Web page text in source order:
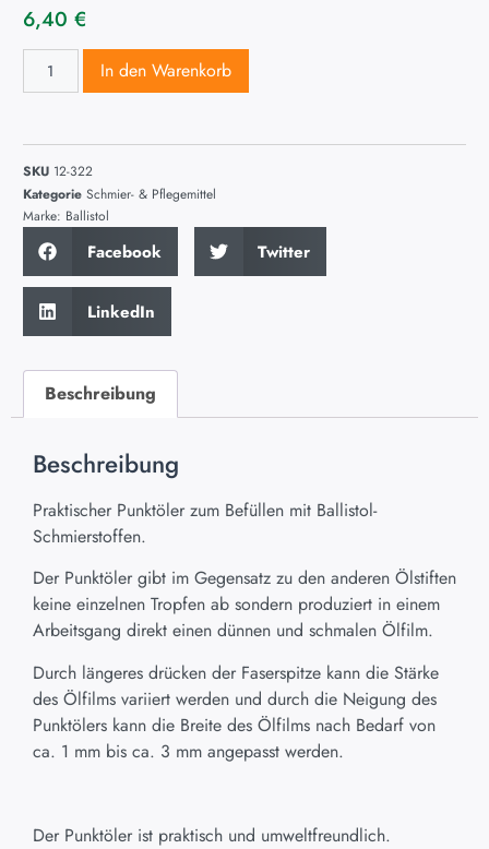
6,40 €
In den Warenkorb
SKU 12-322
Kategorie Schmier- & Pflegemittel
Marke: Ballistol
Facebook Twitter
LinkedIn
Beschreibung
Beschreibung
Praktischer Punktöler zum Befüllen mit Ballistol-
Schmierstoffen.
Der Punktöler gibt im Gegensatz zu den anderen Ölstiften
keine einzelnen Tropfen ab sondern produziert in einem
Arbeitsgang direkt einen dünnen und schmalen Ölfilm.
Durch längeres drücken der Faserspitze kann die Stärke
des Ölfilms variiert werden und durch die Neigung des
Punktölers kann die Breite des Ölfilms nach Bedarf von
ca. 1 mm bis ca. 3 mm angepasst werden.
Der Punktöler ist praktisch und umweltfreundlich.